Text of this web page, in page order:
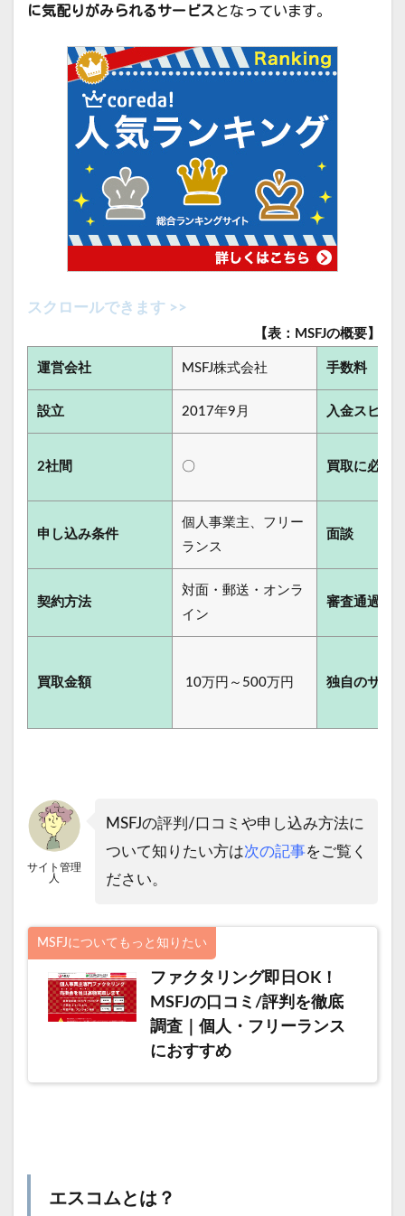
に気配りがみられるサービスとなっています。
【表：MSFJの概要】
運営会社 MSFJ株式会社 手数料
設立 2017年9月 入金スピー
2社間 〇 買取に必要
申し込み条件
個人事業主、フリー
ランス
面談
契約方法
対面・郵送・オンラ
イン
審査通過率
買取金額 10万円～500万円 独自のサー
サイト管理
人
MSFJの評判/口コミや申し込み方法に
ついて知りたい方は次の記事をご覧く
ださい。
MSFJについてもっと知りたい
ファクタリング即日OK！
MSFJの口コミ/評判を徹底
調査｜個人・フリーランス
におすすめ
エスコムとは？